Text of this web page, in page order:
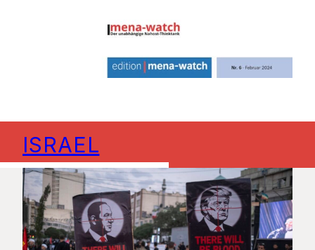
ISRAEL